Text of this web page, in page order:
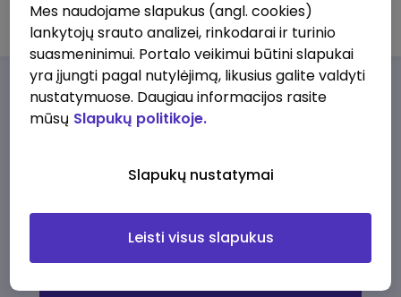
UAB Site.pro
Darbo pasiūlymaiApie musPrivalumai
darbo pasiūlymų
Mes naudojame slapukus (angl. cookies)
lankytojų srauto analizei, rinkodarai ir turinio
suasmeninimui. Portalo veikimui būtini slapukai
yra įjungti pagal nutylėjimą, likusius galite valdyti
nustatymuose. Daugiau informacijos rasite
mūsų Slapukų politikoje.
Slapukų nustatymai
Leisti visus slapukus